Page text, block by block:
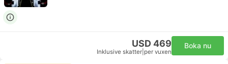
USD 469
Inklusive skatter per vuxen
Boka nu